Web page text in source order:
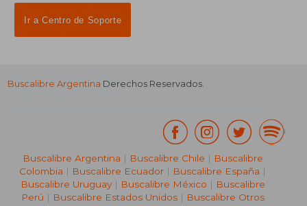
Ir a Centro de Soporte
Buscalibre Argentina Derechos Reservados.
Buscalibre Argentina | Buscalibre Chile | Buscalibre
Colombia | Buscalibre Ecuador | Buscalibre España |
Buscalibre Uruguay| Buscalibre México | Buscalibre
Perú | Buscalibre Estados Unidos| Buscalibre Otros